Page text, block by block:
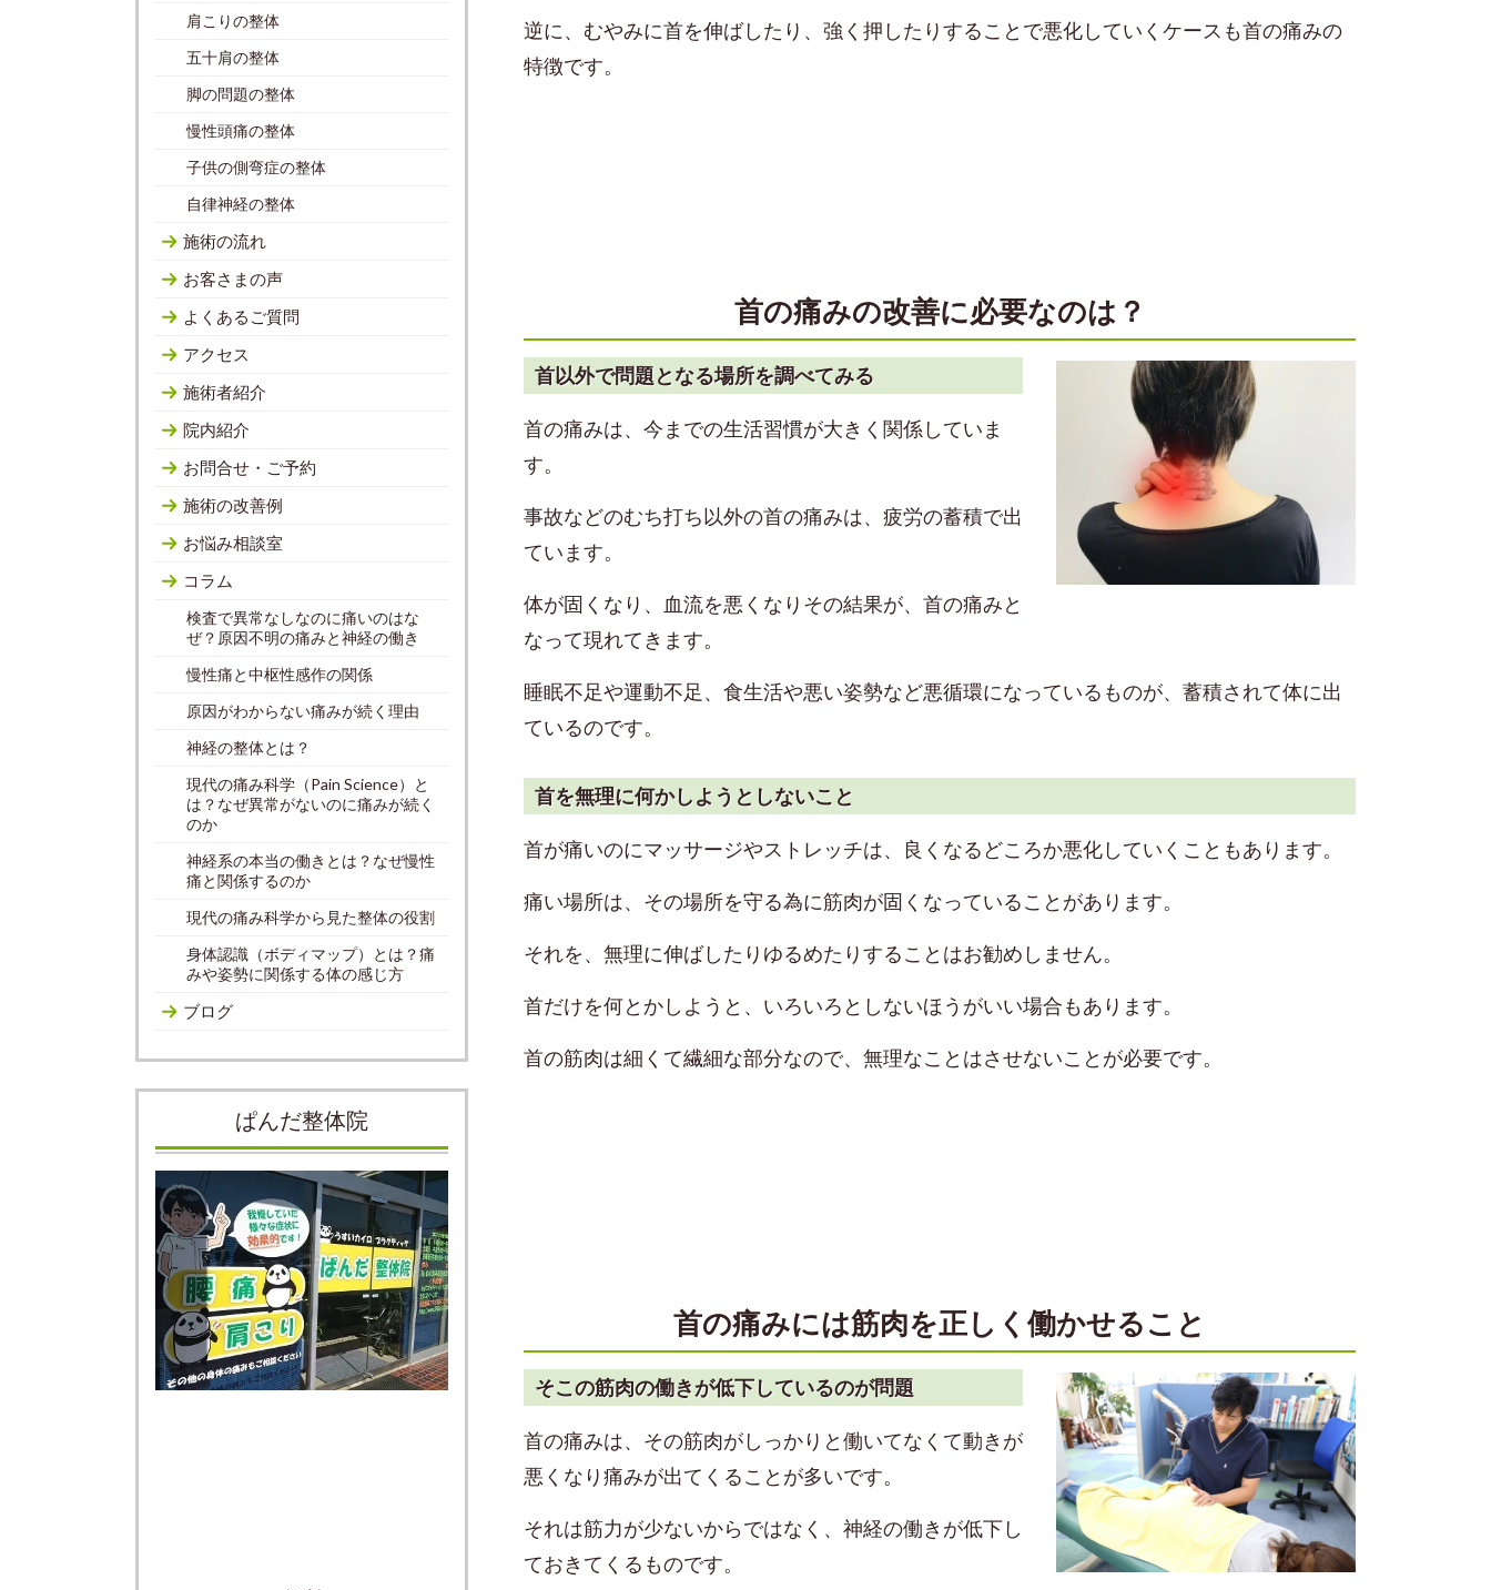
逆に、むやみに首を伸ばしたり、強く押したりすることで悪化していくケースも首の痛みの
特徴です。
首の痛みの改善に必要なのは？
首以外で問題となる場所を調べてみる
首の痛みは、今までの生活習慣が大きく関係していま
す。
事故などのむち打ち以外の首の痛みは、疲労の蓄積で出
ています。
体が固くなり、血流を悪くなりその結果が、首の痛みと
なって現れてきます。
睡眠不足や運動不足、食生活や悪い姿勢など悪循環になっているものが、蓄積されて体に出
ているのです。
首を無理に何かしようとしないこと
首が痛いのにマッサージやストレッチは、良くなるどころか悪化していくこともあります。
痛い場所は、その場所を守る為に筋肉が固くなっていることがあります。
それを、無理に伸ばしたりゆるめたりすることはお勧めしません。
首だけを何とかしようと、いろいろとしないほうがいい場合もあります。
首の筋肉は細くて繊細な部分なので、無理なことはさせないことが必要です。
首の痛みには筋肉を正しく働かせること
そこの筋肉の働きが低下しているのが問題
首の痛みは、その筋肉がしっかりと働いてなくて動きが
悪くなり痛みが出てくることが多いです。
それは筋力が少ないからではなく、神経の働きが低下し
ておきてくるものです。
肩こりの整体
五十肩の整体
脚の問題の整体
慢性頭痛の整体
子供の側弯症の整体
自律神経の整体
施術の流れ
お客さまの声
よくあるご質問
アクセス
施術者紹介
院内紹介
お問合せ・ご予約
施術の改善例
お悩み相談室
コラム
検査で異常なしなのに痛いのはな
ぜ？原因不明の痛みと神経の働き
慢性痛と中枢性感作の関係
原因がわからない痛みが続く理由
神経の整体とは？
現代の痛み科学（Pain Science）と
は？なぜ異常がないのに痛みが続く
のか
神経系の本当の働きとは？なぜ慢性
痛と関係するのか
現代の痛み科学から見た整体の役割
身体認識（ボディマップ）とは？痛
みや姿勢に関係する体の感じ方
ブログ
ぱんだ整体院